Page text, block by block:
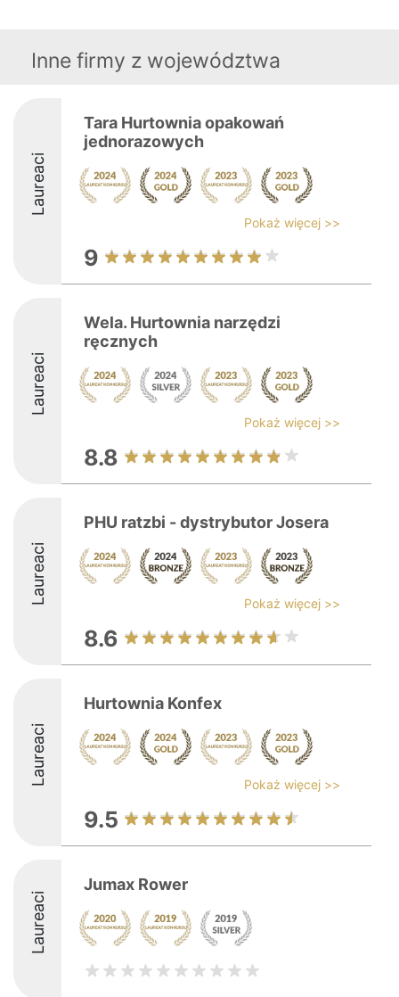
Inne firmy z województwa
Laureaci
Tara Hurtownia opakowań
jednorazowych
Pokaż więcej >>
9
Laureaci
Wela. Hurtownia narzędzi
ręcznych
Pokaż więcej >>
8.8
Laureaci
PHU ratzbi - dystrybutor Josera
Pokaż więcej >>
8.6
Laureaci
Hurtownia Konfex
Pokaż więcej >>
9.5
Laureaci
Jumax Rower